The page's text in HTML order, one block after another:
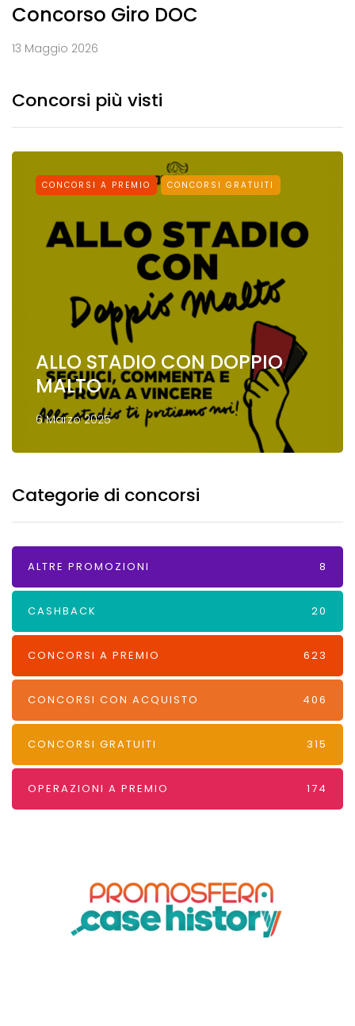
Concorso Giro DOC
13 Maggio 2026
Concorsi più visti
CONCORSI A PREMIO CONCORSI GRATUITI
ALLO STADIO CON DOPPIO
MALTO
6 Marzo 2025
Categorie di concorsi
ALTRE PROMOZIONI 8
CASHBACK 20
CONCORSI A PREMIO 623
CONCORSI CON ACQUISTO 406
CONCORSI GRATUITI 315
OPERAZIONI A PREMIO 174